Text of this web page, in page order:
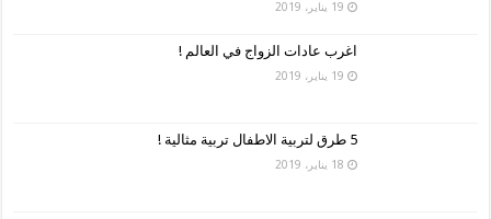
19 يناير، 2019
اغرب عادات الزواج في العالم !
19 يناير، 2019
5 طرق لتربية الاطفال تربية مثالية !
18 يناير، 2019